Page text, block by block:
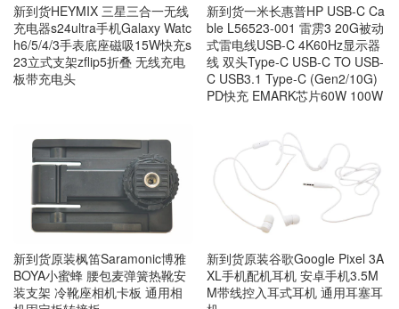
新到货HEYMIX 三星三合一无线
充电器s24ultra手机Galaxy Watc
h6/5/4/3手表底座磁吸15W快充s
23立式支架zflip5折叠 无线充电
板带充电头
新到货一米长惠普HP USB-C Ca
ble L56523-001 雷雳3 20G被动
式雷电线USB-C 4K60Hz显示器
线 双头Type-C USB-C TO USB-
C USB3.1 Type-C (Gen2/10G)
PD快充 EMARK芯片60W 100W
新到货原装枫笛Saramonic博雅
BOYA小蜜蜂 腰包麦弹簧热靴安
装支架 冷靴座相机卡板 通用相
新到货原装谷歌Google Pixel 3A
XL手机配机耳机 安卓手机3.5M
M带线控入耳式耳机 通用耳塞耳